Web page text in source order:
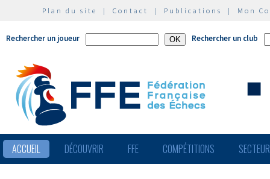
Plan du site | Contact | Publications | Mon
Rechercher un joueur Rechercher un club
ACCUEIL DÉCOUVRIR FFE COMPÉTITIONS